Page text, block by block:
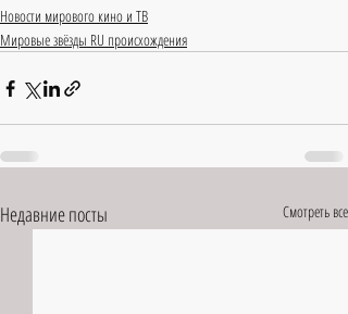
Новости мирового кино и ТВ
Мировые звёзды RU происхождения
Недавние посты Смотреть все